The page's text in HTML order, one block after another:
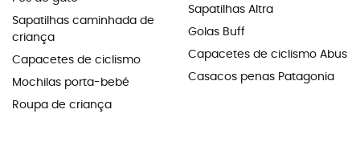
Sapatilhas caminhada de
criança
Capacetes de ciclismo
Mochilas porta-bebé
Roupa de criança
Sapatilhas Altra
Golas Buff
Capacetes de ciclismo Abus
Casacos penas Patagonia